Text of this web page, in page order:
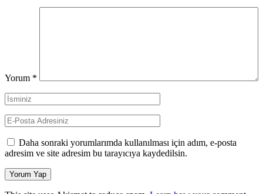
Yorum *
Daha sonraki yorumlarımda kullanılması için adım, e-posta
adresim ve site adresim bu tarayıcıya kaydedilsin.